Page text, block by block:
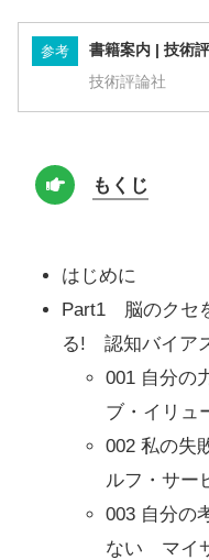
参考 書籍案内 | 技術
技術評論社
もくじ
はじめに
Part1 脳のクセ
る! 認知バイア
001 自分の
ブ・イリュ
002 私の失
ルフ・サー
003 自分の
ない マイ